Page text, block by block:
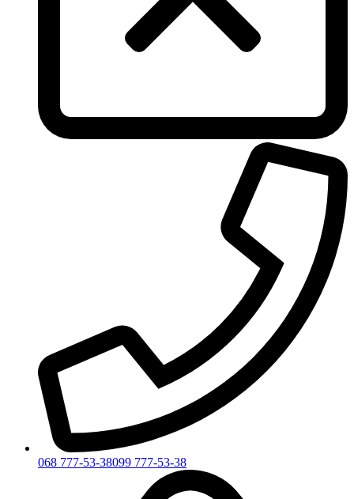
068 777-53-38099 777-53-38